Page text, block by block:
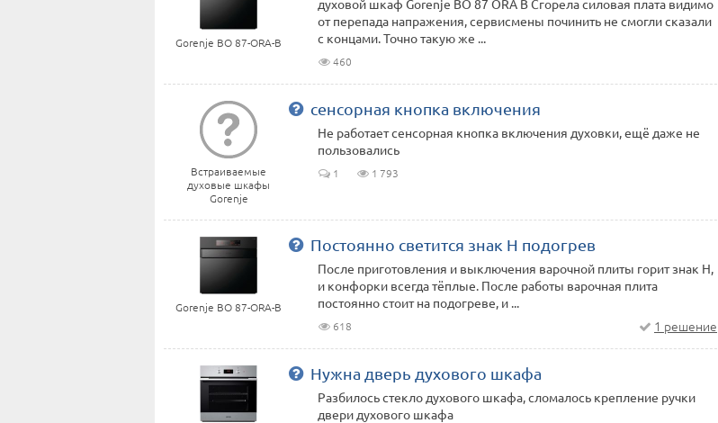
Gorenje BO 87-ORA-B
духовой шкаф Gorenje BO 87 ORA B Сгорела силовая плата видимо
от перепада напражения, сервисмены починить не смогли сказали
с концами. Точно такую же ...
460
Встраиваемые
духовые шкафы
Gorenje
сенсорная кнопка включения
Не работает сенсорная кнопка включения духовки, ещё даже не
пользовались
1 1 793
Gorenje BO 87-ORA-B
Постоянно светится знак Н подогрев
После приготовления и выключения варочной плиты горит знак Н,
и конфорки всегда тёплые. После работы варочная плита
постоянно стоит на подогреве, и ...
618 1 решение
Нужна дверь духового шкафа
Разбилось стекло духового шкафа, сломалось крепление ручки
двери духового шкафа